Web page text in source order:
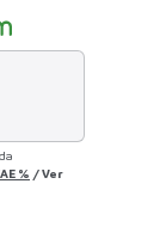
% /Ver